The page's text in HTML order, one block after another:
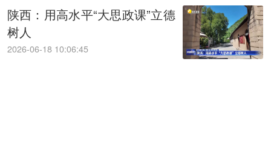
陕西：用高水平“大思政课”立德
树人
2026-06-18 10:06:45